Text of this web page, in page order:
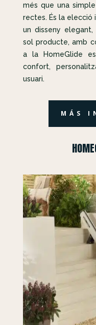
més que una
rectes. És la elecció
un disseny
sol producte, amb
a la HomeGlide
confort,
usuari.
MÁS